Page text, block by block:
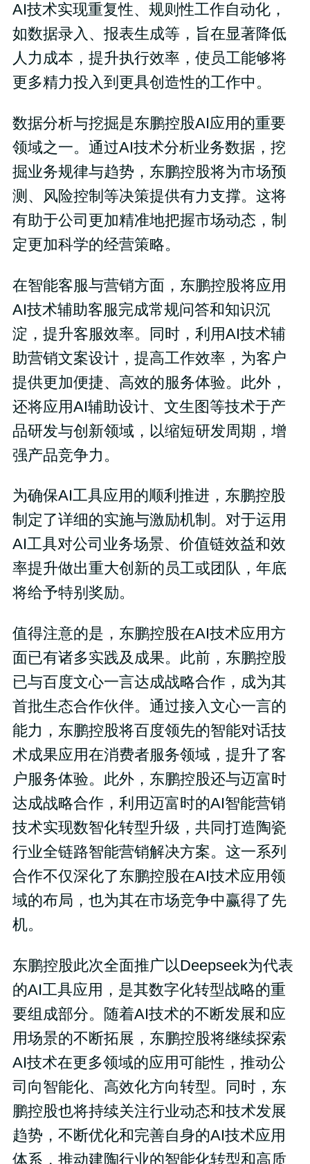
AI技术实现重复性、规则性工作自动化，
如数据录入、报表生成等，旨在显著降低
人力成本，提升执行效率，使员工能够将
更多精力投入到更具创造性的工作中。
数据分析与挖掘是东鹏控股AI应用的重要
领域之一。通过AI技术分析业务数据，挖
掘业务规律与趋势，东鹏控股将为市场预
测、风险控制等决策提供有力支撑。这将
有助于公司更加精准地把握市场动态，制
定更加科学的经营策略。
在智能客服与营销方面，东鹏控股将应用
AI技术辅助客服完成常规问答和知识沉
淀，提升客服效率。同时，利用AI技术辅
助营销文案设计，提高工作效率，为客户
提供更加便捷、高效的服务体验。此外，
还将应用AI辅助设计、文生图等技术于产
品研发与创新领域，以缩短研发周期，增
强产品竞争力。
为确保AI工具应用的顺利推进，东鹏控股
制定了详细的实施与激励机制。对于运用
AI工具对公司业务场景、价值链效益和效
率提升做出重大创新的员工或团队，年底
将给予特别奖励。
值得注意的是，东鹏控股在AI技术应用方
面已有诸多实践及成果。此前，东鹏控股
已与百度文心一言达成战略合作，成为其
首批生态合作伙伴。通过接入文心一言的
能力，东鹏控股将百度领先的智能对话技
术成果应用在消费者服务领域，提升了客
户服务体验。此外，东鹏控股还与迈富时
达成战略合作，利用迈富时的AI智能营销
技术实现数智化转型升级，共同打造陶瓷
行业全链路智能营销解决方案。这一系列
合作不仅深化了东鹏控股在AI技术应用领
域的布局，也为其在市场竞争中赢得了先
机。
东鹏控股此次全面推广以Deepseek为代表
的AI工具应用，是其数字化转型战略的重
要组成部分。随着AI技术的不断发展和应
用场景的不断拓展，东鹏控股将继续探索
AI技术在更多领域的应用可能性，推动公
司向智能化、高效化方向转型。同时，东
鹏控股也将持续关注行业动态和技术发展
趋势，不断优化和完善自身的AI技术应用
体系，推动建陶行业的智能化转型和高质